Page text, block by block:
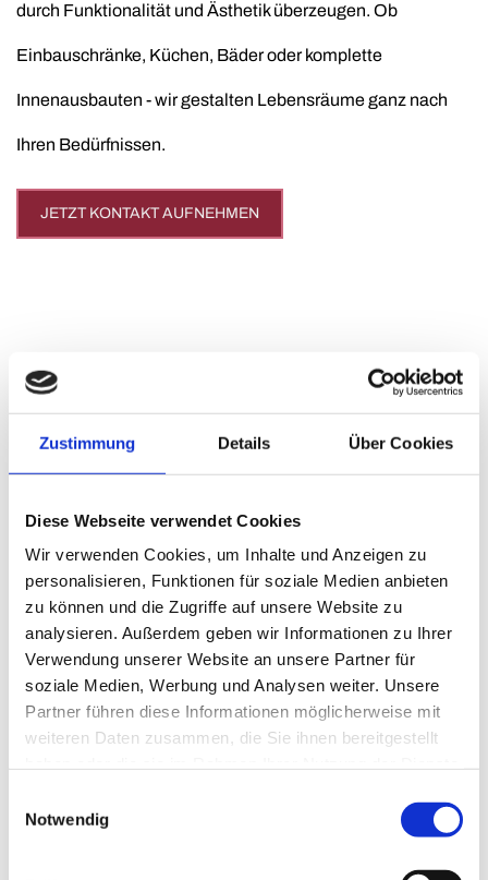
Zustimmung Details Über Cookies
Diese Webseite verwendet Cookies
Wir verwenden Cookies, um Inhalte und Anzeigen zu
personalisieren, Funktionen für soziale Medien anbieten
zu können und die Zugriffe auf unsere Website zu
analysieren. Außerdem geben wir Informationen zu Ihrer
Verwendung unserer Website an unsere Partner für
soziale Medien, Werbung und Analysen weiter. Unsere
Partner führen diese Informationen möglicherweise mit
weiteren Daten zusammen, die Sie ihnen bereitgestellt
Notwendig
durch Funktionalität und Ästhetik überzeugen. Ob
Einbauschränke, Küchen, Bäder oder komplette
Innenausbauten - wir gestalten Lebensräume ganz nach
Ihren Bedürfnissen.
JETZT KONTAKT AUFNEHMEN
ausführlichen Beratungsgespräch starten wir in jedes
Projekt, um Ihre Anforderungen und Vorstellungen genau
zu verstehen. Anschließend entwickeln wir ein individuelles
Konzept und setzen dieses mit modernster Technik und
präziser Handarbeit um. Dabei achten wir auf jedes Detail
und eine erstklassige Verarbeitungsqualität. Unsere